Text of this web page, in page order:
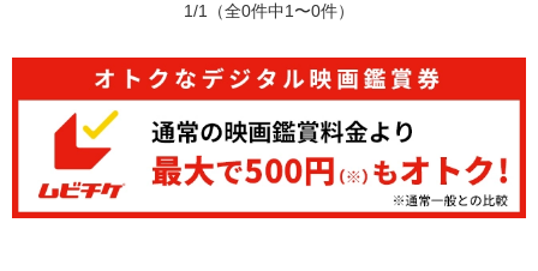
1/1 （全0件中1〜0件）